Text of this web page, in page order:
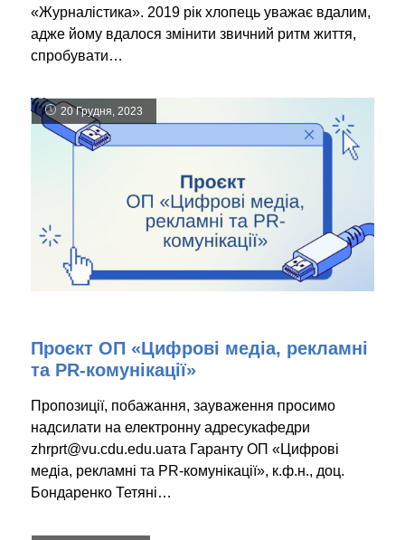
«Журналістика». 2019 рік хлопець уважає вдалим,
адже йому вдалося змінити звичний ритм життя,
спробувати…
20 Грудня, 2023
Проєкт ОП «Цифрові медіа, рекламні
та PR-комунікації»
Пропозиції, побажання, зауваження просимо
надсилати на електронну адресукафедри
zhrprt@vu.cdu.edu.uaта Гаранту ОП «Цифрові
медіа, рекламні та PR-комунікації», к.ф.н., доц.
Бондаренко Тетяні…